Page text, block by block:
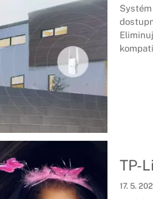
TP-
17. 5.